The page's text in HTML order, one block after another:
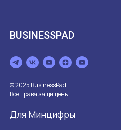
BUSINESSPAD
© 2025 BusinessPad.
Все права защищены.
Для Минцифры